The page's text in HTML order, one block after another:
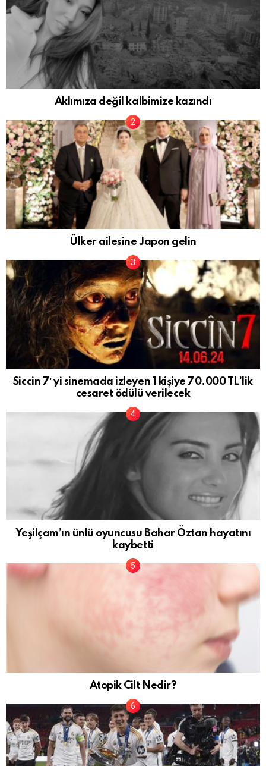
Aklımıza değil kalbimize kazındı
Ülker ailesine Japon gelin
Siccin 7′ yi sinemada izleyen 1 kişiye 70.000 TL’lik
cesaret ödülü verilecek
Yeşilçam’ın ünlü oyuncusu Bahar Öztan hayatını
kaybetti
Atopik Cilt Nedir?